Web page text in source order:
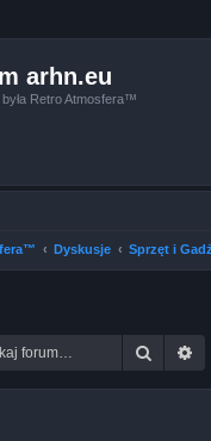
arhn.eu
Retro Atmosfera™
Dyskusje Sprzęt i
Szukaj